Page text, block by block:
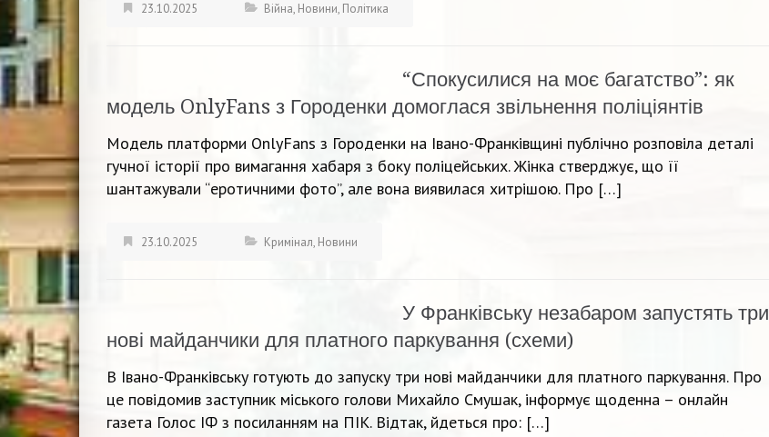
23.10.2025 Війна, Новини, Політика
“Спокусилися на моє багатство”: як
модель OnlyFans з Городенки домоглася звільнення поліціянтів
Модель платформи OnlyFans з Городенки на Івано-Франківщині публічно розповіла деталі
гучної історії про вимагання хабаря з боку поліцейських. Жінка стверджує, що її
шантажували “еротичними фото”, але вона виявилася хитрішою. Про […]
23.10.2025 Кримінал, Новини
У Франківську незабаром запустять три
нові майданчики для платного паркування (схеми)
В Івано-Франківську готують до запуску три нові майданчики для платного паркування. Про
це повідомив заступник міського голови Михайло Смушак, інформує щоденна – онлайн
газета Голос ІФ з посиланням на ПІК. Відтак, йдеться про: […]